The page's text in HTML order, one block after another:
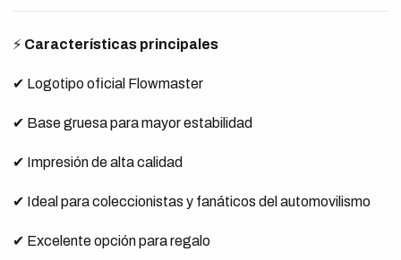
⚡ Características principales
✔ Logotipo oficial Flowmaster
✔ Base gruesa para mayor estabilidad
✔ Impresión de alta calidad
✔ Ideal para coleccionistas y fanáticos del automovilismo
✔ Excelente opción para regalo